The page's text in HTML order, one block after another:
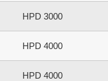
HPD 3000
HPD 4000
HPD 4000